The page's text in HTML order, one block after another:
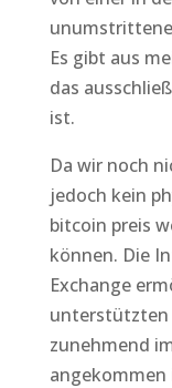
Es gibt aus
das
ist.
Da wir noch
jedoch kein
bitcoin preis
können. Die
Exchange
unterstützten
zunehmend